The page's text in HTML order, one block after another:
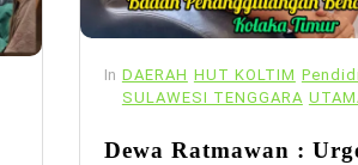
In DAERAH HUT KOLTIM
SULAWESI TENGGARA
Dewa Ratmawan :